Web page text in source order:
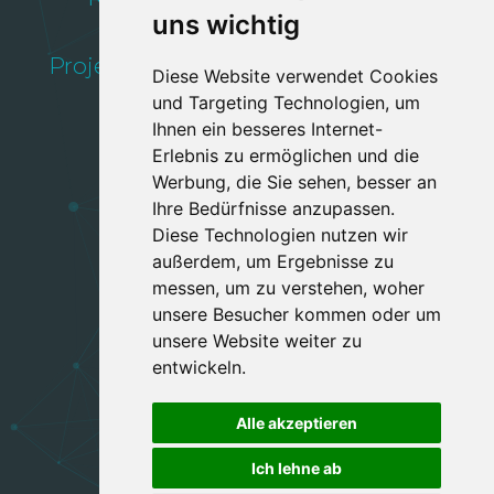
uns wichtig
Diese Website verwendet Cookies
und Targeting Technologien, um
Ihnen ein besseres Internet-
Erlebnis zu ermöglichen und die
Werbung, die Sie sehen, besser an
Ihre Bedürfnisse anzupassen.
Diese Technologien nutzen wir
außerdem, um Ergebnisse zu
messen, um zu verstehen, woher
unsere Besucher kommen oder um
unsere Website weiter zu
entwickeln.
Alle akzeptieren
Ich lehne ab
Kundenverwaltung
Projektverwaltung
Schnittstellen
Verwaltung
Jetzt anfragen
Follow us:
Impressum & Privacy